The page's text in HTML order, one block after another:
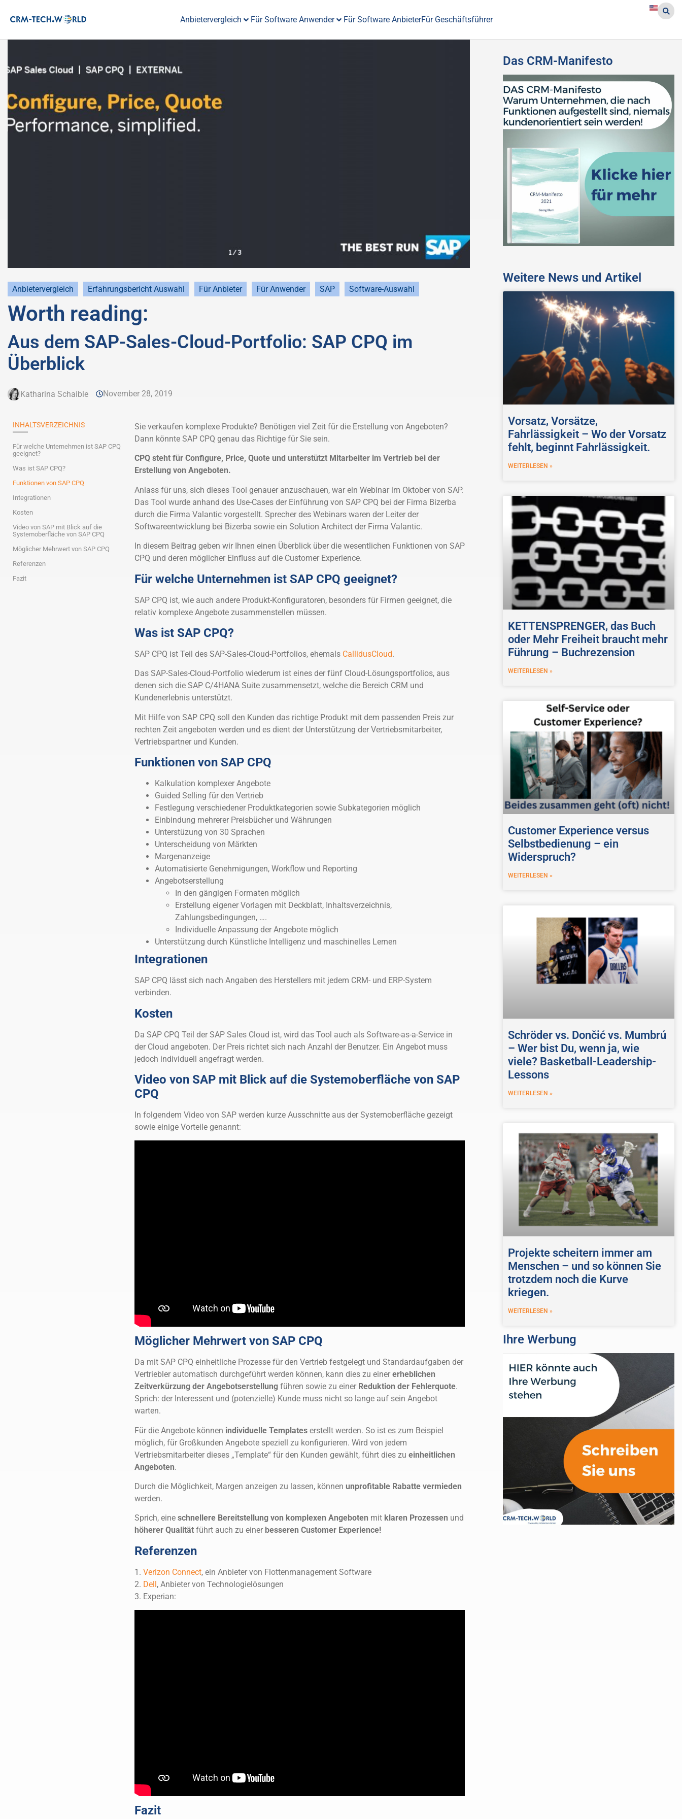
Anbietervergleich Für Software Anwender Für Software AnbieterFür Geschäftsführer
Anbietervergleich Erfahrungsbericht Auswahl Für Anbieter Für Anwender SAP Software-Auswahl
Worth reading:
Aus dem SAP-Sales-Cloud-Portfolio: SAP CPQ im
Überblick
Katharina Schaible November 28, 2019
INHALTSVERZEICHNIS
Für welche Unternehmen ist SAP CPQ
geeignet?
Was ist SAP CPQ?
Funktionen von SAP CPQ
Integrationen
Kosten
Video von SAP mit Blick auf die
Systemoberfläche von SAP CPQ
Möglicher Mehrwert von SAP CPQ
Referenzen
Fazit
Sie verkaufen komplexe Produkte? Benötigen viel Zeit für die Erstellung von Angeboten?
Dann könnte SAP CPQ genau das Richtige für Sie sein.
CPQ steht für Configure, Price, Quote und unterstützt Mitarbeiter im Vertrieb bei der
Erstellung von Angeboten.
Anlass für uns, sich dieses Tool genauer anzuschauen, war ein Webinar im Oktober von SAP.
Das Tool wurde anhand des Use-Cases der Einführung von SAP CPQ bei der Firma Bizerba
durch die Firma Valantic vorgestellt. Sprecher des Webinars waren der Leiter der
Softwareentwicklung bei Bizerba sowie ein Solution Architect der Firma Valantic.
In diesem Beitrag geben wir Ihnen einen Überblick über die wesentlichen Funktionen von SAP
CPQ und deren möglicher Einfluss auf die Customer Experience.
Für welche Unternehmen ist SAP CPQ geeignet?
SAP CPQ ist, wie auch andere Produkt-Konfiguratoren, besonders für Firmen geeignet, die
relativ komplexe Angebote zusammenstellen müssen.
Was ist SAP CPQ?
SAP CPQ ist Teil des SAP-Sales-Cloud-Portfolios, ehemals CallidusCloud.
Das SAP-Sales-Cloud-Portfolio wiederum ist eines der fünf Cloud-Lösungsportfolios, aus
denen sich die SAP C/4HANA Suite zusammensetzt, welche die Bereich CRM und
Kundenerlebnis unterstützt.
Mit Hilfe von SAP CPQ soll den Kunden das richtige Produkt mit dem passenden Preis zur
rechten Zeit angeboten werden und es dient der Unterstützung der Vertriebsmitarbeiter,
Vertriebspartner und Kunden.
Funktionen von SAP CPQ
Kalkulation komplexer Angebote
Guided Selling für den Vertrieb
Festlegung verschiedener Produktkategorien sowie Subkategorien möglich
Einbindung mehrerer Preisbücher und Währungen
Unterstüzung von 30 Sprachen
Unterscheidung von Märkten
Margenanzeige
Automatisierte Genehmigungen, Workflow und Reporting
Angebotserstellung
In den gängigen Formaten möglich
Erstellung eigener Vorlagen mit Deckblatt, Inhaltsverzeichnis,
Zahlungsbedingungen, ….
Individuelle Anpassung der Angebote möglich
Unterstützung durch Künstliche Intelligenz und maschinelles Lernen
Integrationen
SAP CPQ lässt sich nach Angaben des Herstellers mit jedem CRM- und ERP-System
verbinden.
Kosten
Da SAP CPQ Teil der SAP Sales Cloud ist, wird das Tool auch als Software-as-a-Service in
der Cloud angeboten. Der Preis richtet sich nach Anzahl der Benutzer. Ein Angebot muss
jedoch individuell angefragt werden.
Video von SAP mit Blick auf die Systemoberfläche von SAP
CPQ
In folgendem Video von SAP werden kurze Ausschnitte aus der Systemoberfläche gezeigt
sowie einige Vorteile genannt:
Möglicher Mehrwert von SAP CPQ
Da mit SAP CPQ einheitliche Prozesse für den Vertrieb festgelegt und Standardaufgaben der
Vertriebler automatisch durchgeführt werden können, kann dies zu einererheblichen
Zeitverkürzung der Angebotserstellungführen sowie zu einer Reduktion der Fehlerquote.
Sprich: der Interessent und (potenzielle) Kunde muss nicht so lange auf sein Angebot
warten.
Für die Angebote können individuelle Templateserstellt werden. So ist es zum Beispiel
möglich, für Großkunden Angebote speziell zu konfigurieren. Wird von jedem
Vertriebsmitarbeiter dieses „Template“ für den Kunden gewählt, führt dies zu einheitlichen
Angeboten.
Durch die Möglichkeit, Margen anzeigen zu lassen, können unprofitable Rabatte vermieden
werden.
Sprich, eine schnellere Bereitstellung von komplexen Angeboten mit klaren Prozessen und
höherer Qualitätführt auch zu einerbesseren Customer Experience!
Referenzen
1. Verizon Connect, ein Anbieter von Flottenmanagement Software
2. Dell, Anbieter von Technologielösungen
3. Experian:
Fazit
Das CRM-Manifesto
Weitere News und Artikel
Vorsatz, Vorsätze,
Fahrlässigkeit – Wo der Vorsatz
fehlt, beginnt Fahrlässigkeit.
WEITERLESEN »
KETTENSPRENGER, das Buch
oder Mehr Freiheit braucht mehr
Führung – Buchrezension
WEITERLESEN »
Customer Experience versus
Selbstbedienung – ein
Widerspruch?
WEITERLESEN »
Schröder vs. Dončić vs. Mumbrú
– Wer bist Du, wenn ja, wie
viele? Basketball-Leadership-
Lessons
WEITERLESEN »
Projekte scheitern immer am
Menschen – und so können Sie
trotzdem noch die Kurve
kriegen.
WEITERLESEN »
Ihre Werbung